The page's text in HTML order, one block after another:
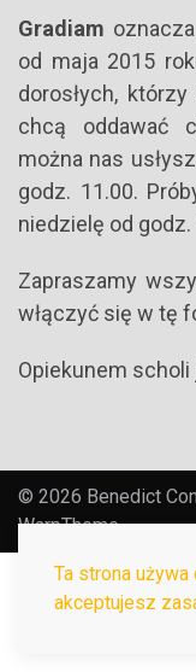
Ta strona
akceptujesz
Gradiam
od maja 2015
dorosłych,
chcą oddawać
można nas
godz. 11.00.
niedzielę od godz.
Zapraszamy
włączyć się w tę
Opiekunem
© 2026 Benedict
WarpTheme